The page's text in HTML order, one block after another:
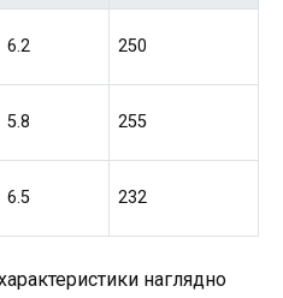
6.2 250
5.8 255
6.5 232
наглядно